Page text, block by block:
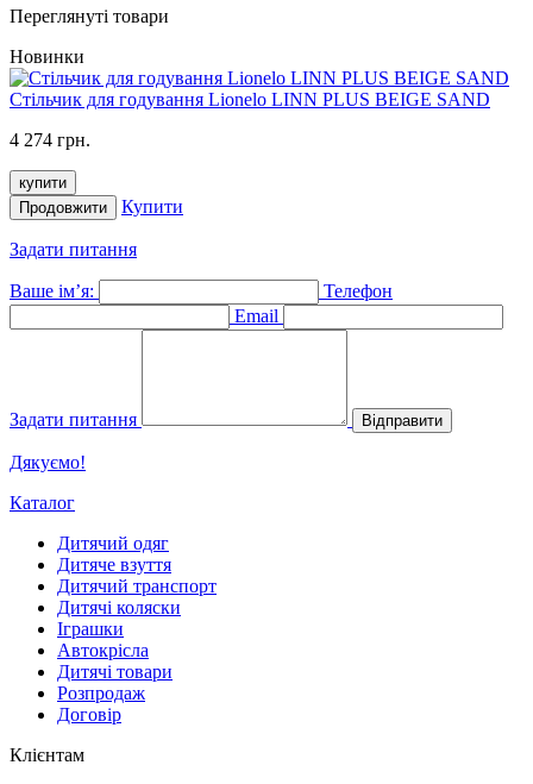
Переглянуті товари
Новинки
Стільчик для годування Lionelo LINN PLUS BEIGE SAND
4 274 грн.
купити
Продовжити
Купити
Задати питання
Ваше ім’я:
Телефон
Email
Задати питання Відправити
Дякуємо!
Каталог
Дитячий одяг
Дитяче взуття
Дитячий транспорт
Дитячі коляски
Іграшки
Автокрісла
Дитячі товари
Розпродаж
Договір
Клієнтам